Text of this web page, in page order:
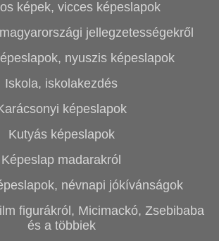
képek, vicces képeslapok
jellegzetességekről
nyuszis képeslapok
Iskola, iskolakezdés
képeslapok
Kutyás képeslapok
Képeslap madarakról
névnapi jókívánságok
figurákról, Micimackó, Zsebibaba
és a többiek